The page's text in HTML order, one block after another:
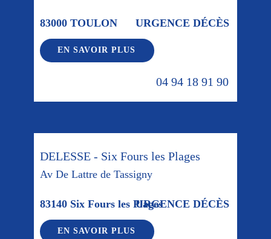
83000 TOULON URGENCE DÉCÈS
EN SAVOIR PLUS
04 94 18 91 90
DELESSE - Six Fours les Plages
Av De Lattre de Tassigny
83140 Six Fours les PlagesURGENCE DÉCÈS
EN SAVOIR PLUS